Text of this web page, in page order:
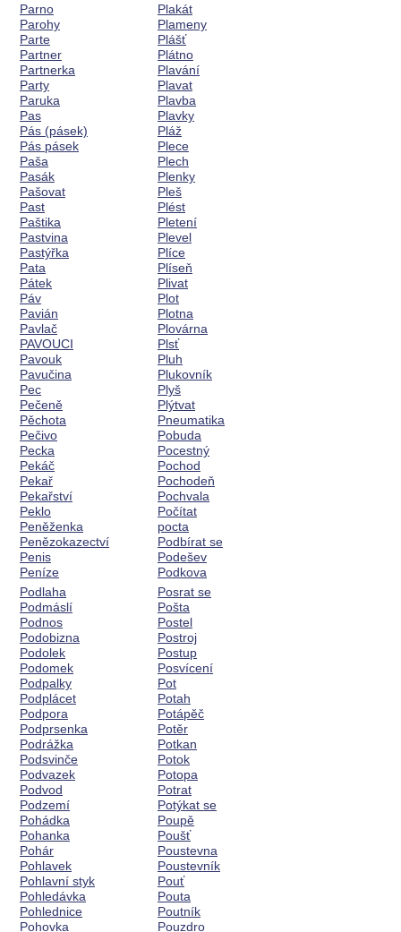
Parno
Parohy
Parte
Partner
Partnerka
Party
Paruka
Pas
Pás (pásek)
Pás pásek
Paša
Pasák
Pašovat
Past
Paštika
Pastvina
Pastýřka
Pata
Pátek
Páv
Pavián
Pavlač
PAVOUCI
Pavouk
Pavučina
Pec
Pečeně
Pěchota
Pečivo
Pecka
Pekáč
Pekař
Pekařství
Peklo
Peněženka
Penězokazectví
Penis
Peníze
Plakát
Plameny
Plášť
Plátno
Plavání
Plavat
Plavba
Plavky
Pláž
Plece
Plech
Plenky
Pleš
Plést
Pletení
Plevel
Plíce
Plíseň
Plivat
Plot
Plotna
Plovárna
Plsť
Pluh
Plukovník
Plyš
Plýtvat
Pneumatika
Pobuda
Pocestný
Pochod
Pochodeň
Pochvala
Počítat
pocta
Podbírat se
Podešev
Podkova
Podlaha
Podmáslí
Podnos
Podobizna
Podolek
Podomek
Podpalky
Podplácet
Podpora
Podprsenka
Podrážka
Podsvinče
Podvazek
Podvod
Podzemí
Pohádka
Pohanka
Pohár
Pohlavek
Pohlavní styk
Pohledávka
Pohlednice
Pohovka
Posrat se
Pošta
Postel
Postroj
Postup
Posvícení
Pot
Potah
Potápěč
Potěr
Potkan
Potok
Potopa
Potrat
Potýkat se
Poupě
Poušť
Poustevna
Poustevník
Pouť
Pouta
Poutník
Pouzdro